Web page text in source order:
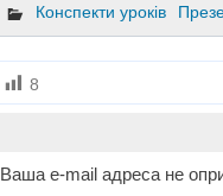
Конспекти уроків
8
Ваша e-mail адреса не